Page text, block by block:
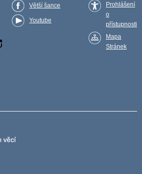
Větší šance
Youtube
Prohlášení
o
přístupnosti
Mapa
Stránek